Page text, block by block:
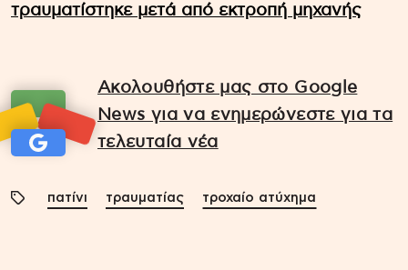
τραυματίστηκε μετά από εκτροπή μηχανής
Ακολουθήστε μας στο Google
News για να ενημερώνεστε για τα
τελευταία νέα
πατίνι τραυματίας τροχαίο ατύχημα